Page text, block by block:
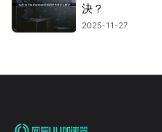
決？
2025-11-27